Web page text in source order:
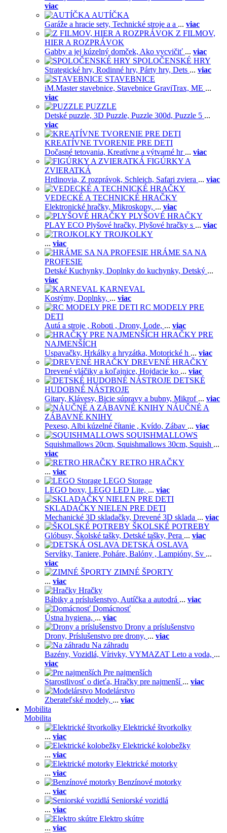
viac
AUTÍČKA
Garáže a hracie sety, Technické stroje a a ... viac
Z FILMOV,
HIER A ROZPRÁVOK
Gabby a jej kúzelný domček, Ako vycvičiť ... viac
SPOLOČENSKÉ HRY
Strategické hry, Rodinné hry, Párty hry, Dets ... viac
STAVEBNICE
iM.Master stavebnice, Stavebnice GraviTrax, ME ...
viac
PUZZLE
Detské puzzle, 3D Puzzle, Puzzle 300d, Puzzle 5 ...
viac
KREATÍVNE TVORENIE PRE DETI
Dočasné tetovania, Kreatívne a výtvarné hr ... viac
FIGÚRKY A
ZVIERATKÁ
Hrdinovia, Z rozprávok, Schleich, Safari zviera ... viac
VEDECKÉ A TECHNICKÉ HRAČKY
Elektronické hračky, Mikroskopy, ... viac
PLYŠOVÉ HRAČKY
PLAY ECO Plyšové hračky, Plyšové hračky s ... viac
TROJKOLKY
... viac
HRÁME SA NA
PROFESIE
Detské Kuchynky, Doplnky do kuchynky, Detský ...
viac
KARNEVAL
Kostýmy, Doplnky, ... viac
RC MODELY PRE
DETI
Autá a stroje , Roboti , Drony, Lode, ... viac
HRAČKY PRE
NAJMENŠÍCH
Uspavačky, Hrkálky a hryzátka, Motorické h ... viac
DREVENÉ HRAČKY
Drevené vláčiky a koľajnice, Hojdacie ko ... viac
DETSKÉ
HUDOBNÉ NÁSTROJE
Gitary, Klávesy, Bicie súpravy a bubny, Mikrof ... viac
NÁUČNÉ A
ZÁBAVNÉ KNIHY
Pexeso, Albi kúzelné čítanie , Kvído, Zábav ... viac
SQUISHMALLOWS
Squishmallows 20cm, Squishmallows 30cm, Squish ...
viac
RETRO HRAČKY
... viac
LEGO Storage
LEGO boxy, LEGO LED Lite, ... viac
SKLADAČKY NIELEN PRE DETI
Mechanické 3D skladačky, Drevené 3D sklada ... viac
ŠKOLSKÉ POTREBY
Glóbusy, Školské tašky, Detské tašky, Pera ... viac
DETSKÁ OSLAVA
Servítky, Taniere, Poháre, Balóny , Lampióny, Sv ...
viac
ZIMNÉ ŠPORTY
... viac
Hračky
Bábiky a príslušenstvo, Autíčka a autodrá ... viac
Domácnosť
Ústna hygiena, ... viac
Drony a príslušenstvo
Drony, Príslušenstvo pre drony, ... viac
Na záhradu
Bazény, Vozidlá, Vírivky, VYMAZAT Leto a voda, ...
viac
Pre najmenších
Starostlivosť o dieťa, Hračky pre najmenší ... viac
Modelárstvo
Zberateľské modely, ... viac
Mobilita
Mobilita
Elektrické štvorkolky
... viac
Elektrické kolobežky
... viac
Elektrické motorky
... viac
Benzínové motorky
... viac
Seniorské vozidlá
... viac
Elektro skútre
... viac